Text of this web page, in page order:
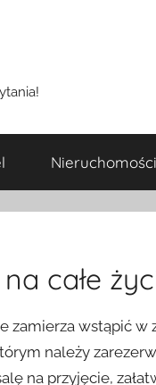
Nieruchomości
całe
zamierza wstąpić
należy
na przyjęcie,